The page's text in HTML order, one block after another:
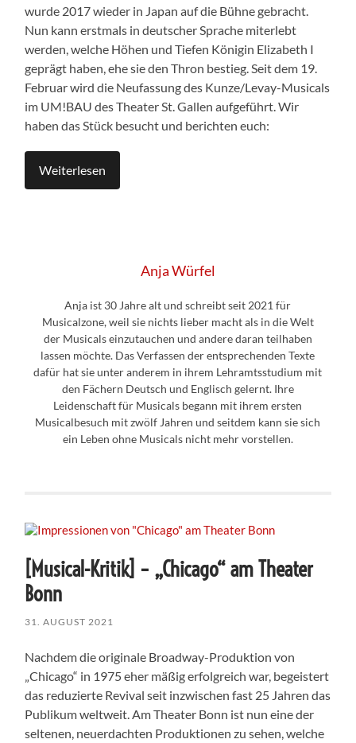
wurde 2017 wieder in Japan auf die Bühne gebracht.
Nun kann erstmals in deutscher Sprache miterlebt
werden, welche Höhen und Tiefen Königin Elizabeth I
geprägt haben, ehe sie den Thron bestieg. Seit dem 19.
Februar wird die Neufassung des Kunze/Levay-Musicals
im UM!BAU des Theater St. Gallen aufgeführt. Wir
haben das Stück besucht und berichten euch:
Weiterlesen
Anja Würfel
Anja ist 30 Jahre alt und schreibt seit 2021 für
Musicalzone, weil sie nichts lieber macht als in die Welt
der Musicals einzutauchen und andere daran teilhaben
lassen möchte. Das Verfassen der entsprechenden Texte
dafür hat sie unter anderem in ihrem Lehramtsstudium mit
den Fächern Deutsch und Englisch gelernt. Ihre
Leidenschaft für Musicals begann mit ihrem ersten
Musicalbesuch mit zwölf Jahren und seitdem kann sie sich
ein Leben ohne Musicals nicht mehr vorstellen.
[Musical-Kritik] – „Chicago“ am Theater
Bonn
31. AUGUST 2021
Nachdem die originale Broadway-Produktion von
„Chicago“ in 1975 eher mäßig erfolgreich war, begeistert
das reduzierte Revival seit inzwischen fast 25 Jahren das
Publikum weltweit. Am Theater Bonn ist nun eine der
seltenen, neuerdachten Produktionen zu sehen, welche